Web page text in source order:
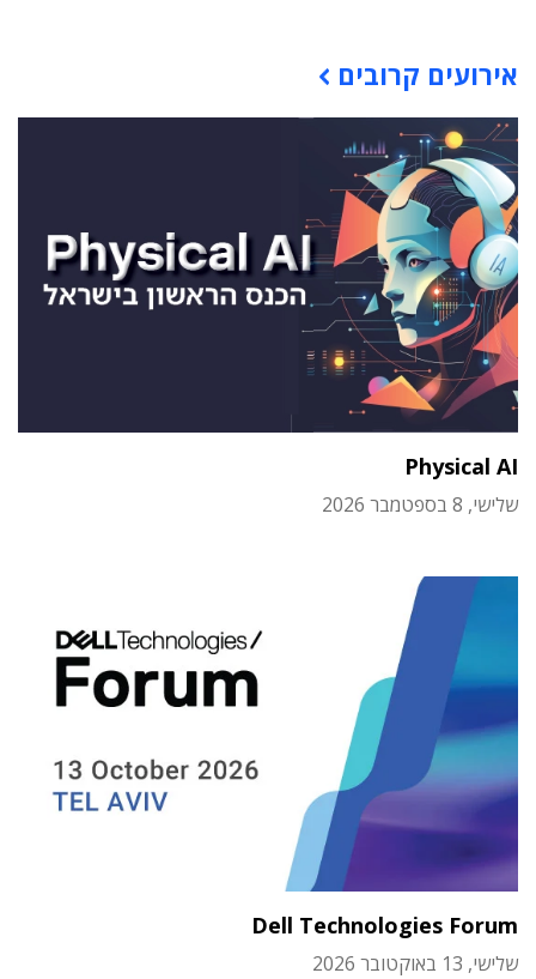
אירועים קרובים
Physical AI
שלישי, 8 בספטמבר 2026
Dell Technologies Forum
שלישי, 13 באוקטובר 2026